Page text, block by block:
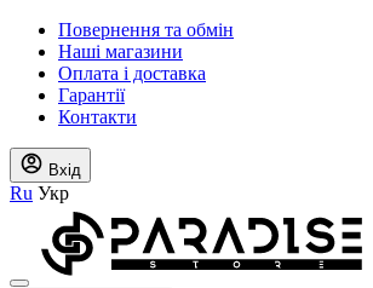
Повернення та обмін
Наші магазини
Оплата і доставка
Гарантії
Контакти
Вхід
Ru Укр